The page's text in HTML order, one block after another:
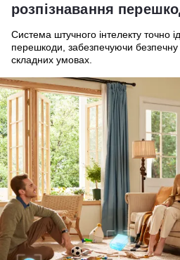
розпізнавання
Система штучного інтелекту точно
перешкоди, забезпечуючи безпечну
складних умовах.